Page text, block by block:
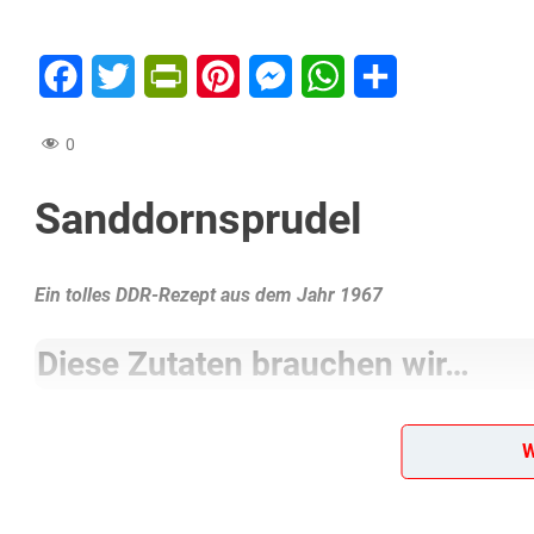
FacebookTwitter PrintFriendly
PinterestMessengerWhatsApp
0
Sanddornsprudel
Ein tolles DDR-Rezept aus dem Jahr 1967
Diese Zutaten brauchen wir…